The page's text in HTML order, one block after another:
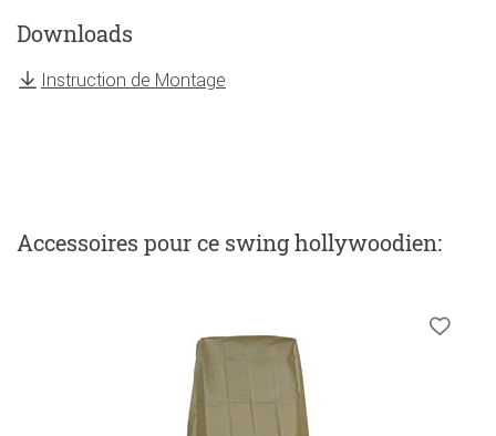
Downloads
Instruction de Montage
Accessoires pour ce swing hollywoodien: